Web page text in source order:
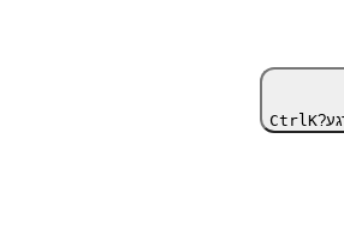
CtrlK